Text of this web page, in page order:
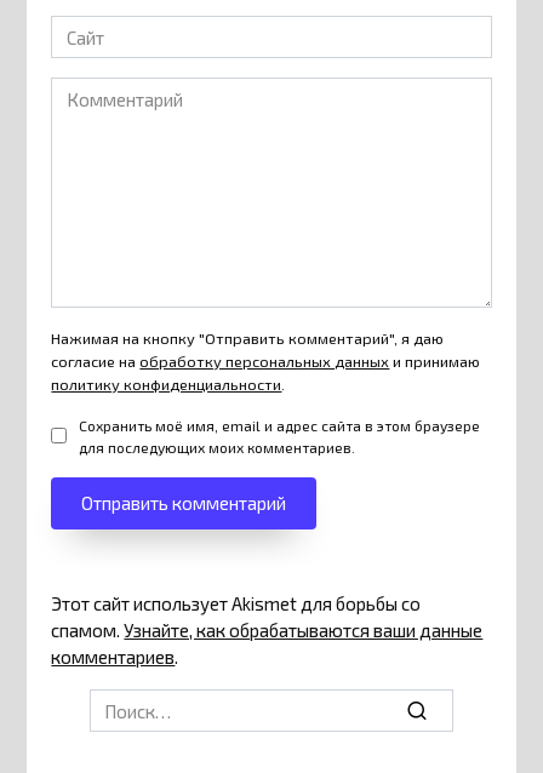
Сайт
Комментарий
Нажимая на кнопку "Отправить комментарий", я даю
согласие наобработку персональных данных и принимаю
политику конфиденциальности
Сохранить моё имя, email и адрес сайта в этом браузере
для последующих моих комментариев.
Этот сайт использует Akismet для борьбы со
спамом.Узнайте, как обрабатываются ваши данные
комментариев.
Search
for: